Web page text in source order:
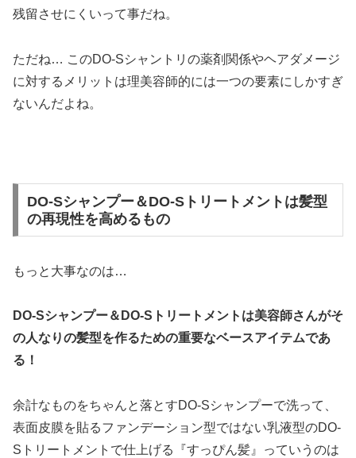
残留させにくいって事だね。
ただね… このDO-Sシャントリの薬剤関係やヘアダメージ
に対するメリットは理美容師的には一つの要素にしかすぎ
ないんだよね。
DO-Sシャンプー＆DO-Sトリートメントは髪型
の再現性を高めるもの
もっと大事なのは…
DO-Sシャンプー＆DO-Sトリートメントは美容師さんがそ
の人なりの髪型を作るための重要なベースアイテムであ
る！
余計なものをちゃんと落とすDO-Sシャンプーで洗って、
表面皮膜を貼るファンデーション型ではない乳液型のDO-
Sトリートメントで仕上げる『すっぴん髪』っていうのは